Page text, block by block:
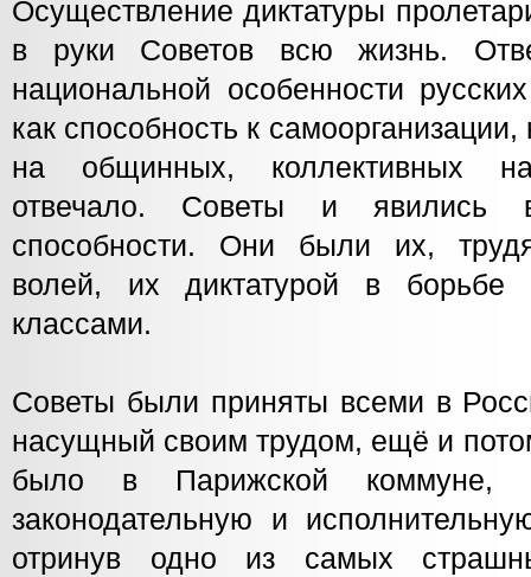
Осуществление диктатуры
в руки Советов всю жизнь.
национальной особенности
как способность к самоорганизации,
на общинных, коллективных
отвечало. Советы и явились
способности. Они были их,
волей, их диктатурой в борьбе
классами.
Советы были приняты всеми в
насущный своим трудом, ещё и
было в Парижской коммуне,
законодательную и
отринув одно из самых